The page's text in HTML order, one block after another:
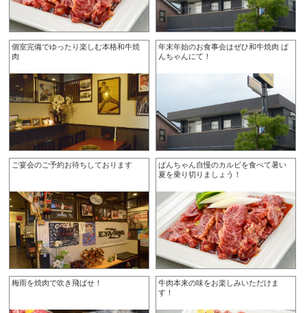
個室完備でゆったり楽しむ本格和牛焼
肉
年末年始のお食事会はぜひ和牛焼肉 ぱ
んちゃんにて！
ご宴会のご予約お待ちしております
ぱんちゃん自慢のカルビを食べて暑い
夏を乗り切りましょう！
梅雨を焼肉で吹き飛ばせ！
牛肉本来の味をお楽しみいただけま
す！